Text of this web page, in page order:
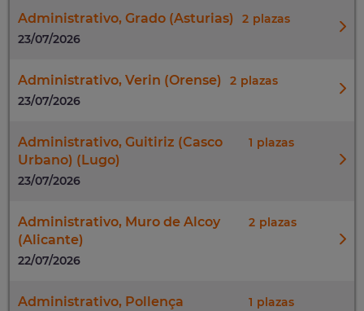
Administrativo, Grado (Asturias)
2
23/07/2026
Administrativo, Verin (Orense)
2
23/07/2026
Administrativo, Guitiriz (Casco
Urbano) (Lugo)
1
23/07/2026
Administrativo, Muro de Alcoy
(Alicante)
2
22/07/2026
Administrativo, Pollença
1